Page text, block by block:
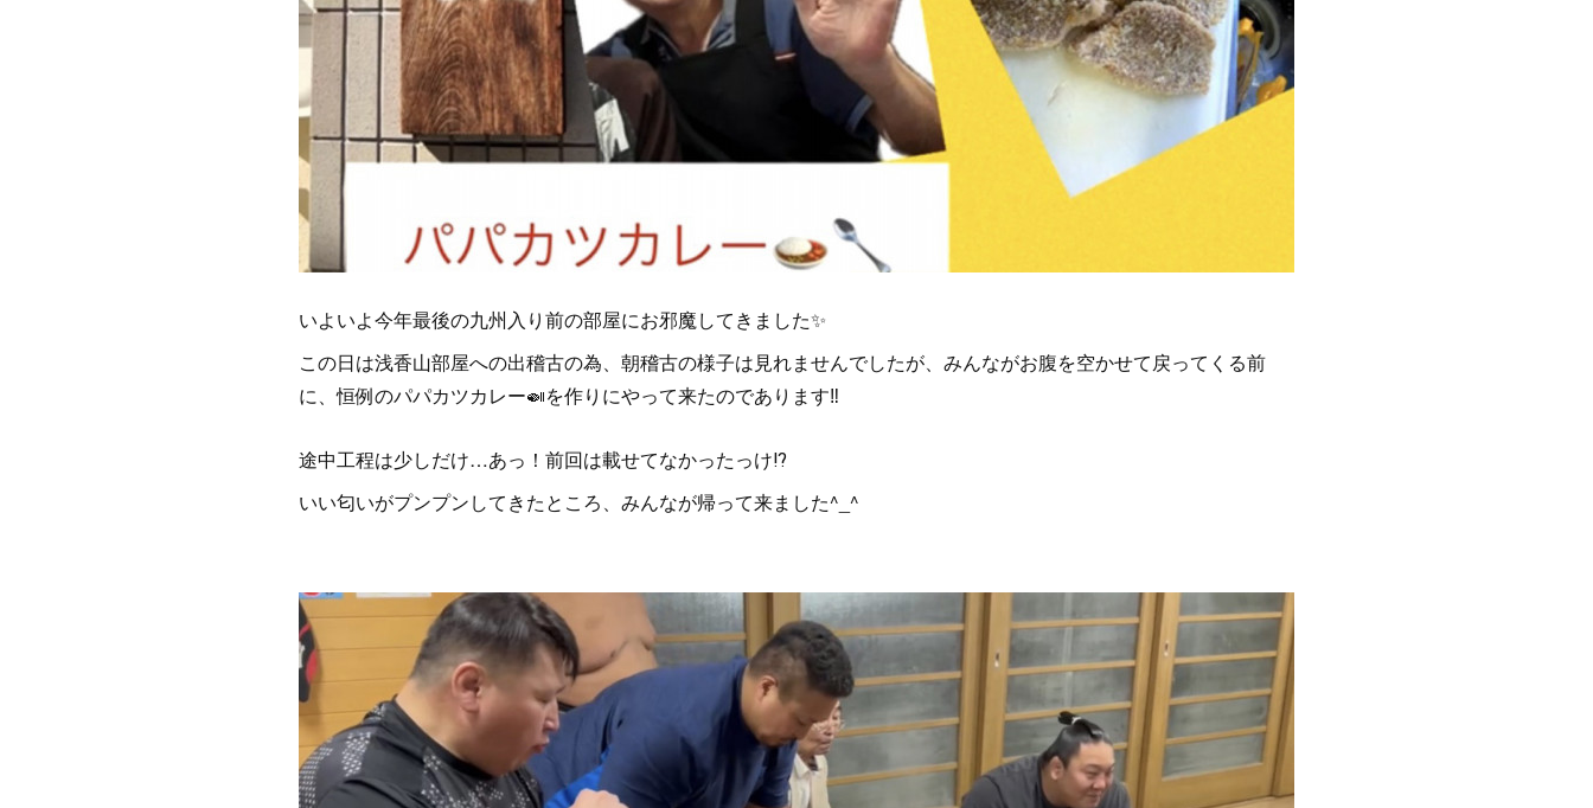
いよいよ今年最後の九州入り前の部屋にお邪魔してきました✨
この日は浅香山部屋への出稽古の為、朝稽古の様子は見れませんでしたが、みんながお腹を空かせて戻ってくる前
に、恒例のパパカツカレー🍛を作りにやって来たのであります‼️
途中工程は少しだけ…あっ！前回は載せてなかったっけ⁉️
いい匂いがプンプンしてきたところ、みんなが帰って来ました^_^